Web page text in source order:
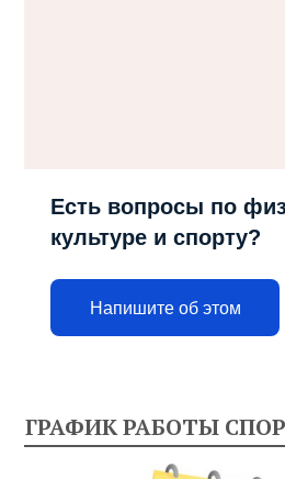
Есть вопросы по
культуре и спорту?
Напишите об этом
ГРАФИК РАБОТЫ